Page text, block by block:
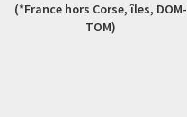
(*France hors Corse, îles, DOM-
TOM)